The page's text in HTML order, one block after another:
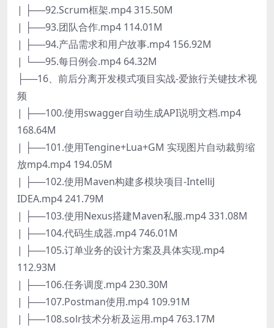
| ├──92.Scrum框架.mp4 315.50M
| ├──93.团队合作.mp4 114.01M
| ├──94.产品需求和用户故事.mp4 156.92M
| └──95.每日例会.mp4 64.32M
├──16、前后分离开发模式项目实战-爱旅行关键技术视
频
| ├──100.使用swagger自动生成API说明文档.mp4
168.64M
| ├──101.使用Tengine+Lua+GM 实现图片自动裁剪缩
放mp4.mp4 194.05M
| ├──102.使用Maven构建多模块项目-IntelliJ
IDEA.mp4 241.79M
| ├──103.使用Nexus搭建Maven私服.mp4 331.08M
| ├──104.代码生成器.mp4 746.01M
| ├──105.订单业务的设计方案及具体实现.mp4
112.93M
| ├──106.任务调度.mp4 230.30M
| ├──107.Postman使用.mp4 109.91M
| ├──108.solr技术分析及运用.mp4 763.17M